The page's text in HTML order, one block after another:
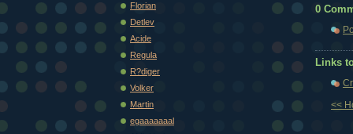
0
Links
<<
Florian
Detlev
Acide
Regula
R?diger
Volker
Martin
egaaaaaaal